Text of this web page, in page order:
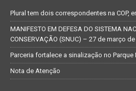
Plural tem dois correspondentes na COP,
MANIFESTO EM DEFESA DO SISTEMA
CONSERVAÇÃO (SNUC) – 27 de março
Parceria fortalece a sinalização no
Nota de Atenção